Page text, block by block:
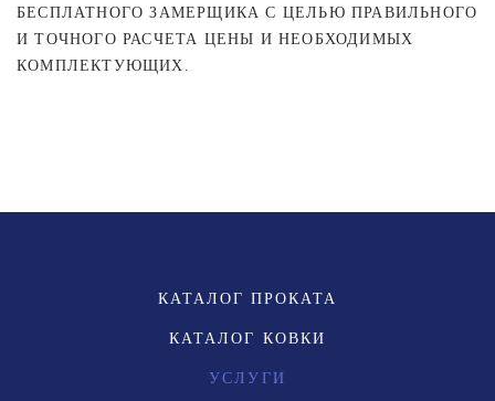
БЕСПЛАТНОГО ЗАМЕРЩИКА С ЦЕЛЬЮ ПРАВИЛЬНОГО
И ТОЧНОГО РАСЧЕТА ЦЕНЫ И НЕОБХОДИМЫХ
КОМПЛЕКТУЮЩИХ.
КАТАЛОГ ПРОКАТА
КАТАЛОГ КОВКИ
УСЛУГИ